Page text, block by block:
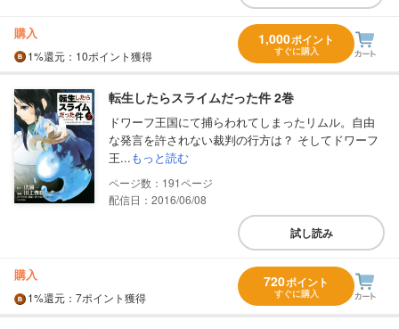
購入
1%還元 ：10ポイント獲得
1,000ポイント
すぐに購入
転生したらスライムだった件 2巻
ドワーフ王国にて捕らわれてしまったリムル。自由
な発言を許されない裁判の行方は？ そしてドワーフ
王...もっと読む
191
配信日：2016/06/08
試し読み
購入
1%還元 ：7ポイント獲得
720ポイント
すぐに購入